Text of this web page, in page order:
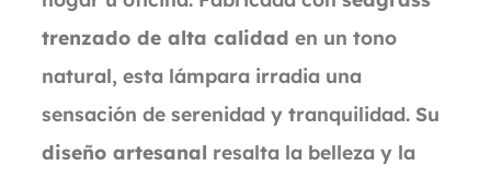
trenzado de alta calidad en un tono
natural, esta lámpara irradia una
sensación de serenidad y tranquilidad. Su
diseño artesanal resalta la belleza y la